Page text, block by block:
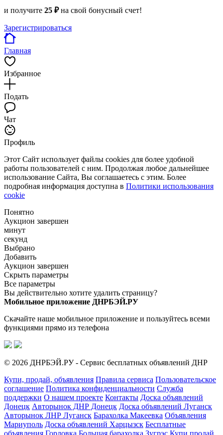
и получите 25 ₽на свой бонусный счет!
Зарегистрироваться
Главная
Избранное
Подать
Чат
Профиль
Этот Сайт использует файлы cookies для более удобной
работы пользователей с ним. Продолжая любое дальнейшее
использование Сайта, Вы соглашаетесь с этим. Более
подробная информация доступна в Политики использования
cookie
Понятно
Аукцион завершен
минут
секунд
Выбрано
Добавить
Аукцион завершен
Скрыть параметры
Все параметры
Вы действительно хотите удалить страницу?
Мобильное приложение ДНРБЭЙ.РУ
Скачайте наше мобильное приложение и пользуйтесь всеми
функциями прямо из телефона
© 2026 ДНРБЭЙ.РУ - Сервис бесплатных объявлений ДНР
Купи, продай, объявления Правила сервиса Пользовательское
соглашение Политика конфиденциальности Служба
поддержки О нашем проекте Контакты Доска объявлений
Донецк Авторынок ДНР Донецк Доска объявлений Луганск
Авторынок ЛНР Луганск Барахолка Макеевка Объявления
Мариуполь Доска объявлений Харцызск Бесплатные
объявления Горловка Большая барахолка Зугрэс Купи продай